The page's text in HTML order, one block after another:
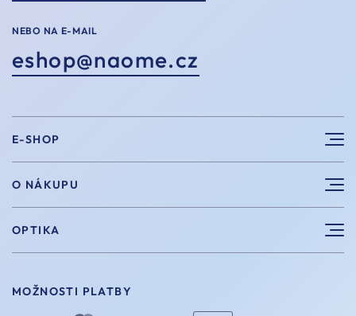
NEBO NA E-MAIL
eshop@naome.cz
E-SHOP
Sluneční brýle
Sportovní brýle
Vintage brýle
O NÁKUPU
Výhody nákupu u nás
Velikosti
Vrácení a výměna
OPTIKA
MOŽNOSTI PLATBY